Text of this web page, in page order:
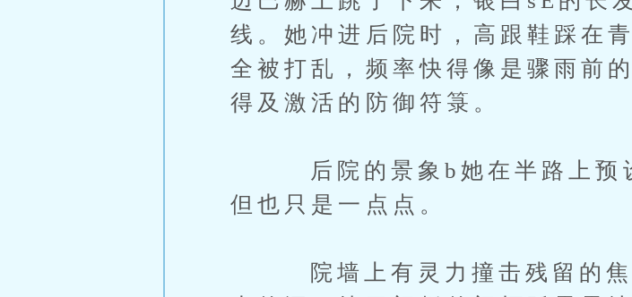
线。她冲进后院时，高跟鞋踩在
全被打乱，频率快得像是骤雨前
得及激活的防御符箓。
后院的景象b她在半路上预
但也只是一点点。
院墙上有灵力撞击残留的焦